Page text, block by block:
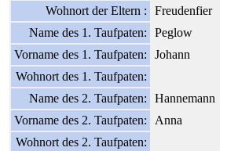
Wohnort der Eltern :
Freudenfier
Name des 1. Taufpaten:
Peglow
Vorname des 1. Taufpaten:
Johann
Wohnort des 1. Taufpaten:
Name des 2. Taufpaten:
Hannemann
Vorname des 2. Taufpaten:
Anna
Wohnort des 2. Taufpaten: